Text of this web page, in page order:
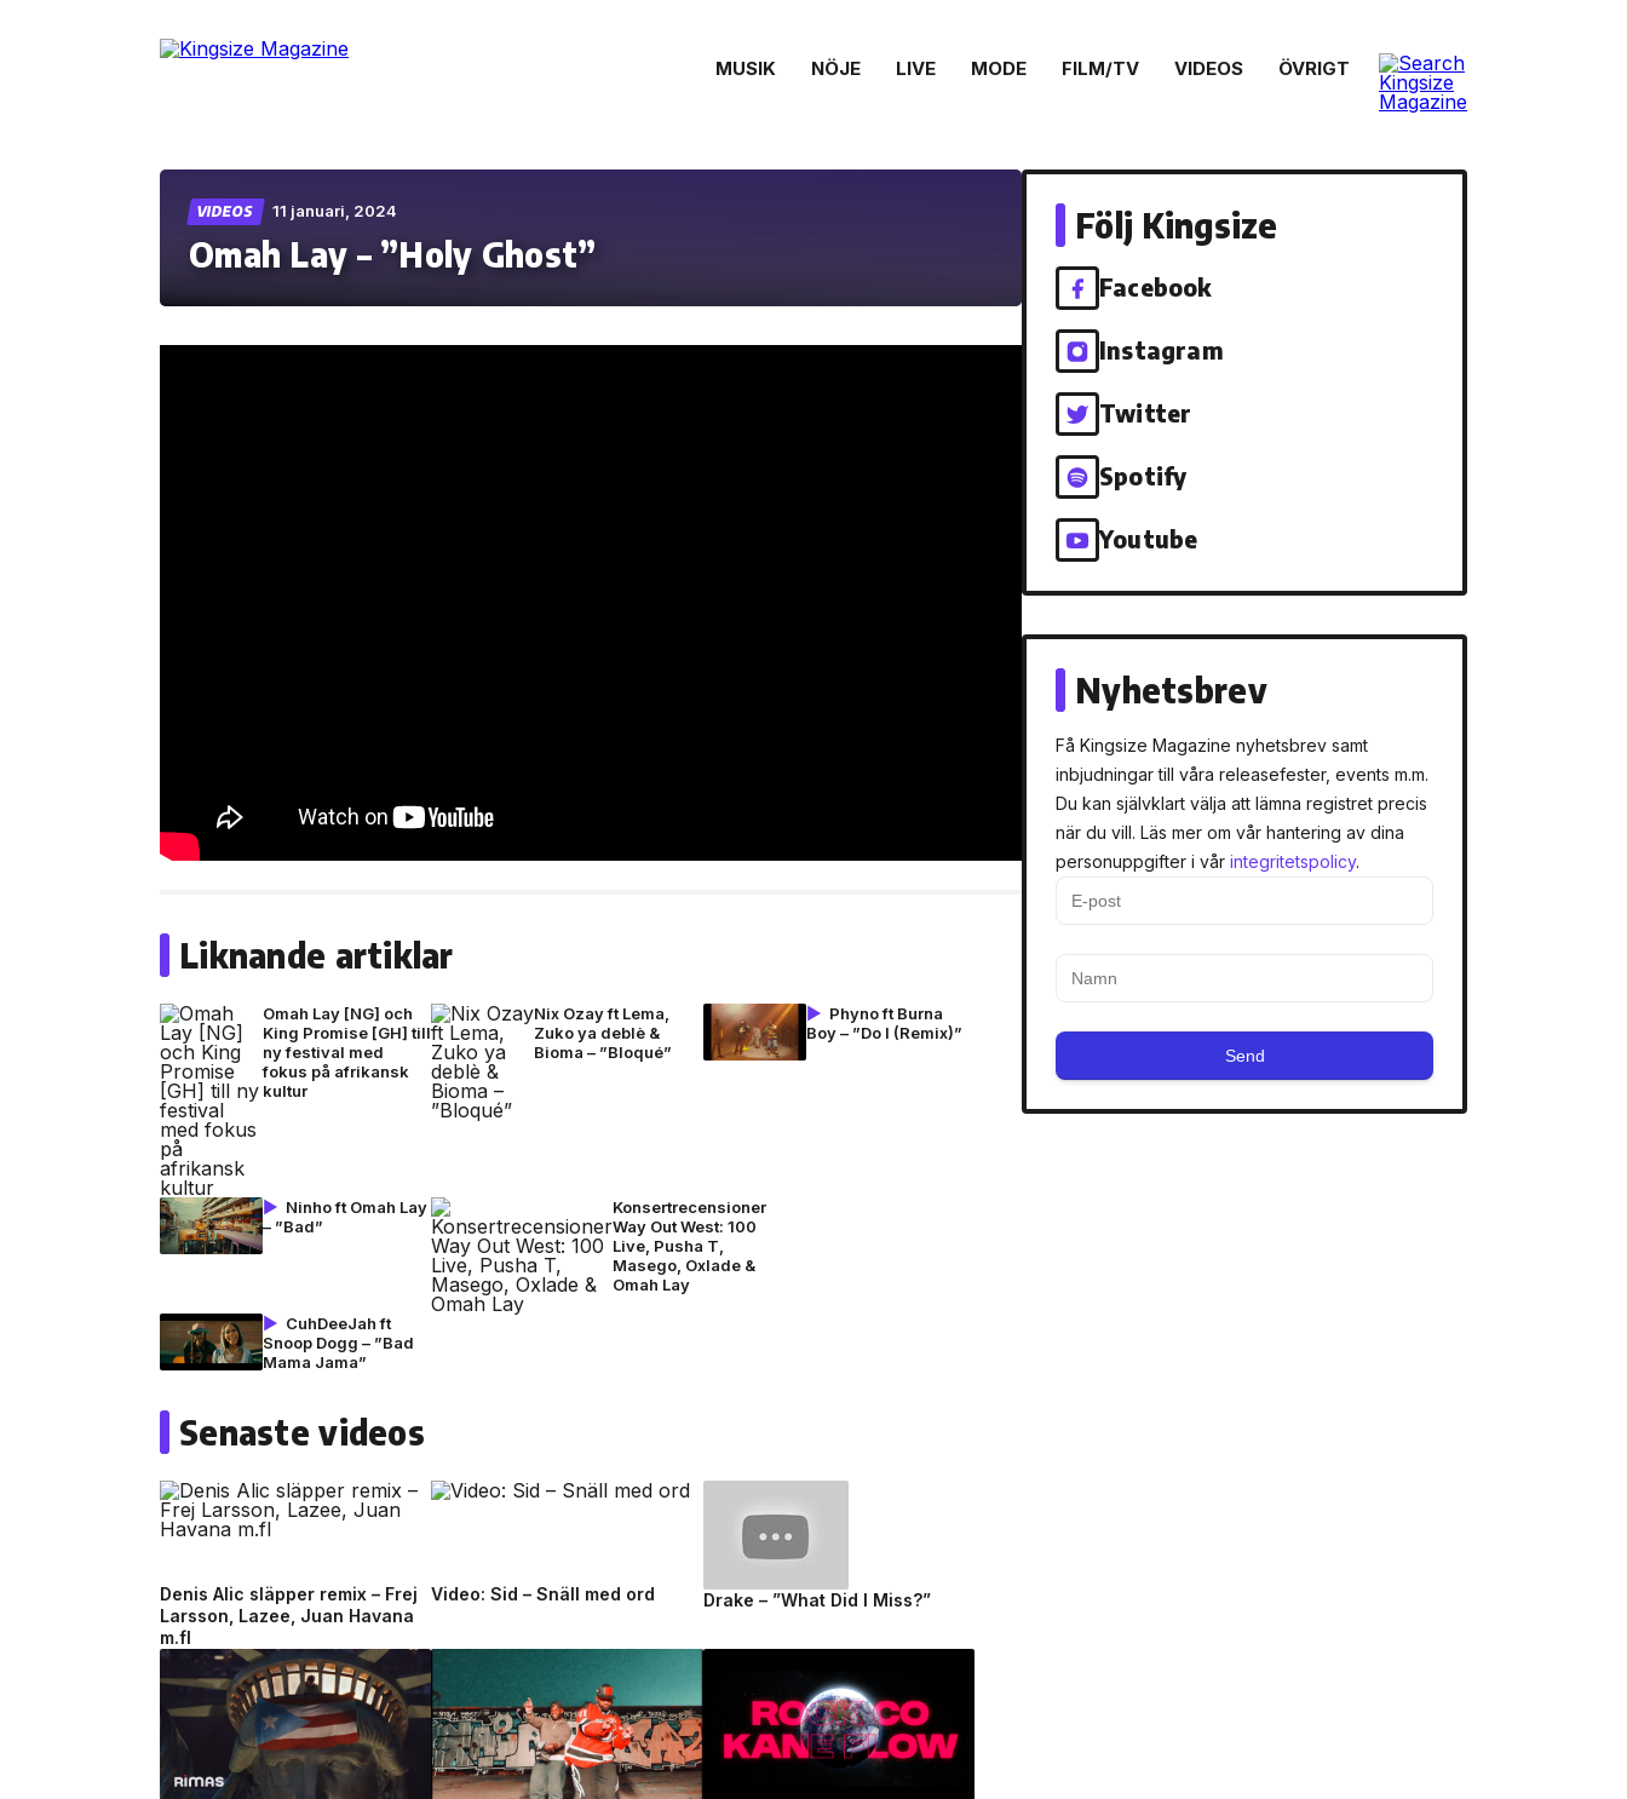
MUSIK NÖJE LIVE MODE FILM/TV VIDEOS ÖVRIGT
VIDEOS 11 januari, 2024
Omah Lay – ”Holy Ghost”
Liknande artiklar
Omah Lay [NG] och
King Promise [GH] till
ny festival med
fokus på afrikansk
kultur
Nix Ozay ft Lema,
Zuko ya deblè &
Bioma – ”Bloqué”
Phyno ft Burna
Boy – ”Do I (Remix)”
Ninho ft Omah Lay
– ”Bad”
Konsertrecensioner
Way Out West: 100
Live, Pusha T,
Masego, Oxlade &
Omah Lay
CuhDeeJah ft
Snoop Dogg – ”Bad
Mama Jama”
Senaste videos
Denis Alic släpper remix – Frej
Larsson, Lazee, Juan Havana
m.fl
Video: Sid – Snäll med ord Drake – ”What Did I Miss?”
Följ Kingsize
Facebook
Instagram
Twitter
Spotify
Youtube
Nyhetsbrev
Få Kingsize Magazine nyhetsbrev samt
inbjudningar till våra releasefester, events m.m.
Du kan självklart välja att lämna registret precis
när du vill. Läs mer om vår hantering av dina
personuppgifter i vår integritetspolicy.
Send